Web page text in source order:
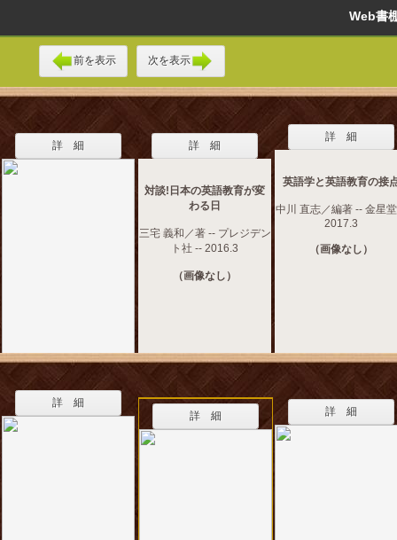
Web
前を表示 次を表示
詳 細 詳 細
対談!日本の英語教育が変
わる日
三宅 義和／著 -- プレジデン
ト社 -- 2016.3
（画像なし）
詳 細
英語学と英語教育の接
中川 直志／編著 -- 金星
2017.3
（画像なし）
詳 細
詳 細
詳 細